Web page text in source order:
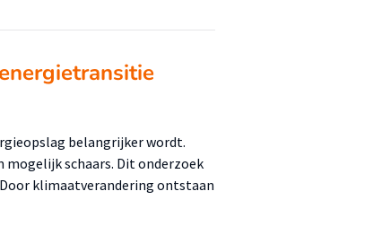
belangrijker wordt.
schaars. Dit onderzoek
klimaatverandering ontstaan